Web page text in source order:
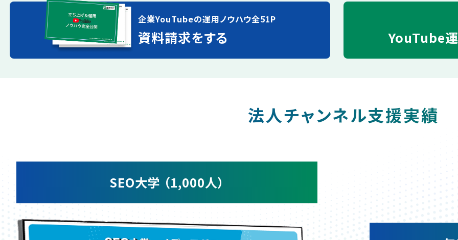
企業YouTubeの運用ノウハウ全51P
資料請求をする YouTube
法人チャンネル支援実績
SEO大学 （1,000人）